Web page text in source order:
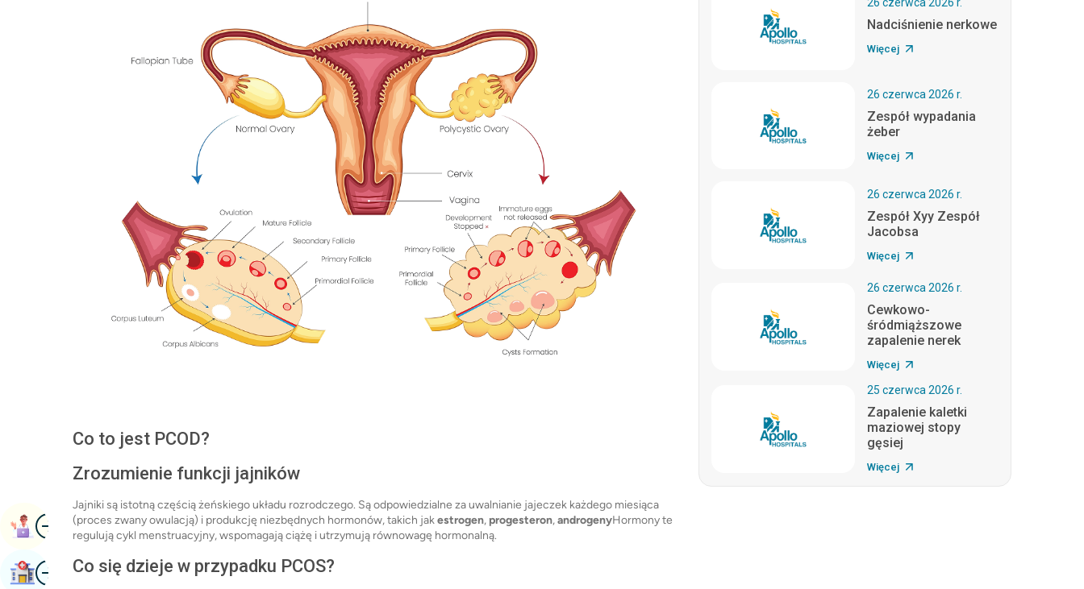
Co to jest PCOD?
Zrozumienie funkcji jajników
Jajniki są istotną częścią żeńskiego układu rozrodczego. Są odpowiedzialne za uwalnianie jajeczek każdego miesiąca
(proces zwany owulacją) i produkcję niezbędnych hormonów, takich jakestrogen, progesteron,androgenyHormony te
regulują cykl menstruacyjny, wspomagają ciążę i utrzymują równowagę hormonalną.
Co się dzieje w przypadku PCOS?
26 czerwca 2026 r.
Nadciśnienie nerkowe
Więcej
26 czerwca 2026 r.
Zespół wypadania
żeber
Więcej
26 czerwca 2026 r.
Zespół Xyy Zespół
Jacobsa
Więcej
26 czerwca 2026 r.
Cewkowo-
śródmiąższowe
zapalenie nerek
Więcej
25 czerwca 2026 r.
Zapalenie kaletki
maziowej stopy
gęsiej
Więcej
ObrazUmów Się Na Wizytę
ObrazZnajdź Szpital